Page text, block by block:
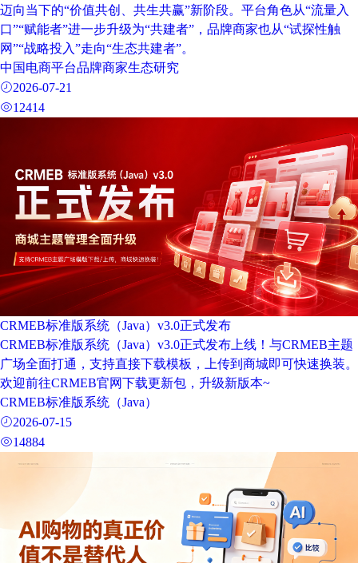
迈向当下的“价值共创、共生共赢”新阶段。平台角色从“流量入
口”“赋能者”进一步升级为“共建者”，品牌商家也从“试探性触
网”“战略投入”走向“生态共建者”。
中国电商平台品牌商家生态研究
2026-07-21
12414
CRMEB标准版系统（Java）v3.0正式发布
CRMEB标准版系统（Java）v3.0正式发布上线！与CRMEB主题
广场全面打通，支持直接下载模板，上传到商城即可快速换装。
欢迎前往CRMEB官网下载更新包，升级新版本~
CRMEB标准版系统（Java）
2026-07-15
14884